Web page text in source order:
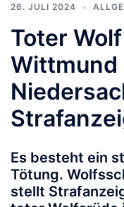
26. JULI 2024
Toter
Wittmund
Es besteht ein
Tötung.
stellt